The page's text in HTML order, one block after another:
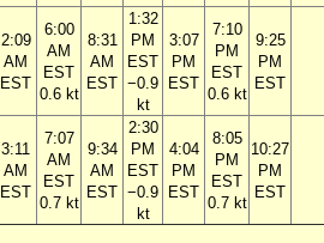
2:09
AM
EST
6:00
AM
EST
0.6 kt
8:31
AM
EST
1:32
PM
EST
−0.9
kt
3:07
PM
EST
7:10
PM
EST
0.6 kt
9:25
PM
EST
3:11
AM
EST
7:07
AM
EST
0.7 kt
9:34
AM
EST
2:30
PM
EST
−0.9
kt
4:04
PM
EST
8:05
PM
EST
0.7 kt
10:27
PM
EST